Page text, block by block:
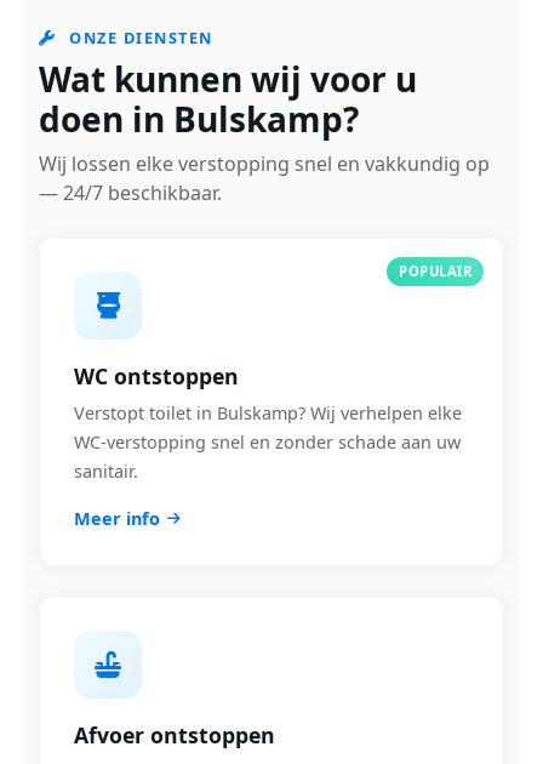
ONZE DIENSTEN
Wat kunnen wij voor u
doen in Bulskamp?
Wij lossen elke verstopping snel en vakkundig op
— 24/7 beschikbaar.
POPULAIR
WC ontstoppen
Verstopt toilet in Bulskamp? Wij verhelpen elke
WC-verstopping snel en zonder schade aan uw
sanitair.
Meer info
Afvoer ontstoppen